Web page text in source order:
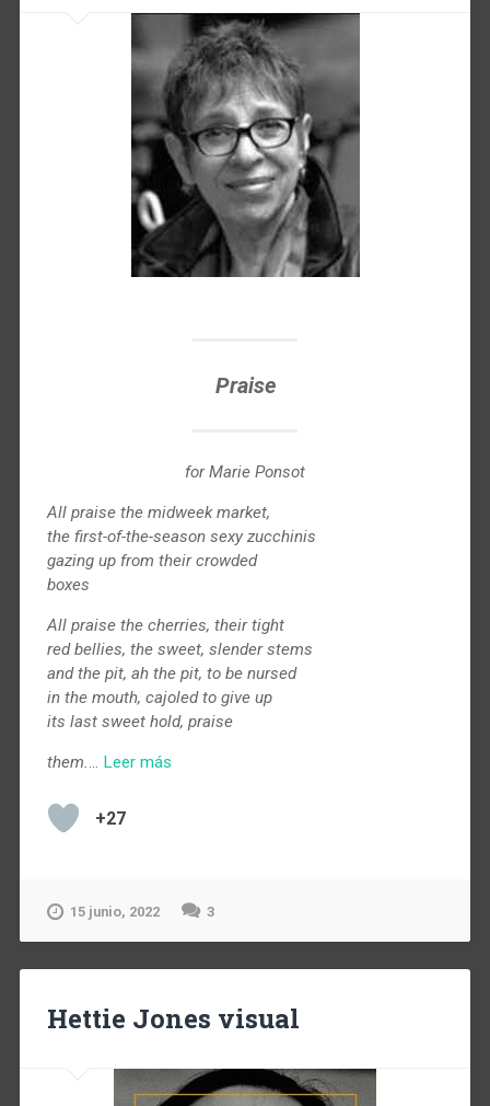
Praise
for Marie Ponsot
All praise the midweek market,
the first-of-the-season sexy zucchinis
gazing up from their crowded
boxes
All praise the cherries, their tight
red bellies, the sweet, slender stems
and the pit, ah the pit, to be nursed
in the mouth, cajoled to give up
its last sweet hold, praise
them.… Leer más
+27
15 junio, 2022 3
Hettie Jones visual